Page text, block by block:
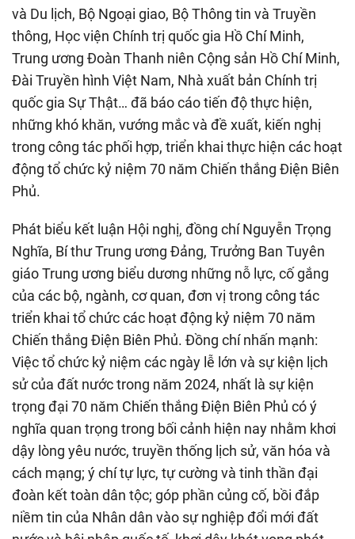
và Du lịch, Bộ Ngoại giao, Bộ Thông tin và Truyền
thông, Học viện Chính trị quốc gia Hồ Chí Minh,
Trung ương Đoàn Thanh niên Cộng sản Hồ Chí Minh,
Đài Truyền hình Việt Nam, Nhà xuất bản Chính trị
quốc gia Sự Thật… đã báo cáo tiến độ thực hiện,
những khó khăn, vướng mắc và đề xuất, kiến nghị
trong công tác phối hợp, triển khai thực hiện các hoạt
động tổ chức kỷ niệm 70 năm Chiến thắng Điện Biên
Phủ.
Phát biểu kết luận Hội nghị, đồng chí Nguyễn Trọng
Nghĩa, Bí thư Trung ương Đảng, Trưởng Ban Tuyên
giáo Trung ương biểu dương những nỗ lực, cố gắng
của các bộ, ngành, cơ quan, đơn vị trong công tác
triển khai tổ chức các hoạt động kỷ niệm 70 năm
Chiến thắng Điện Biên Phủ. Đồng chí nhấn mạnh:
Việc tổ chức kỷ niệm các ngày lễ lớn và sự kiện lịch
sử của đất nước trong năm 2024, nhất là sự kiện
trọng đại 70 năm Chiến thắng Điện Biên Phủ có ý
nghĩa quan trọng trong bối cảnh hiện nay nhằm khơi
dậy lòng yêu nước, truyền thống lịch sử, văn hóa và
cách mạng; ý chí tự lực, tự cường và tinh thần đại
đoàn kết toàn dân tộc; góp phần củng cố, bồi đắp
niềm tin của Nhân dân vào sự nghiệp đổi mới đất